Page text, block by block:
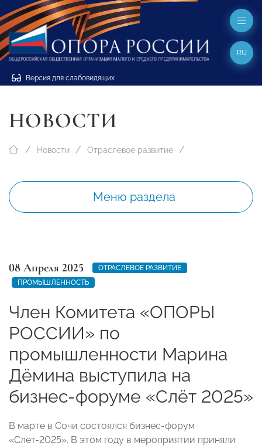
Версия для слабовидящих
RU
НОВОСТИ
Новости Отраслевое развитие
Меню раздела
08 Апреля 2025
ОТРАСЛЕВОЕ РАЗВИТИЕ
ПРОМЫШЛЕННОСТЬ
Член Комитета «ОПОРЫ
РОССИИ» по
промышленности Марина
Дёмина выступила на
бизнес-форуме «Слёт 2025»
В марте в Сочи состоялся бизнес-форум
«Слет-2025». В этом году в мероприятии приняли